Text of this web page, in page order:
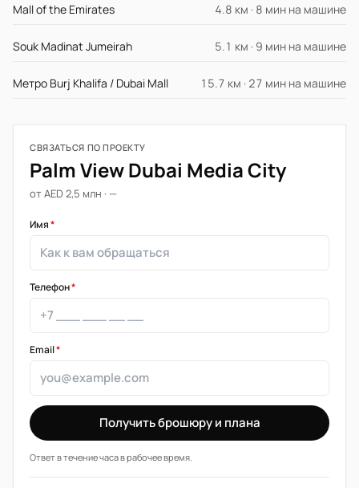
Mall of the Emirates 4.8 км · 8 мин на машине
Souk Madinat Jumeirah 5.1 км · 9 мин на машине
Метро Burj Khalifa / Dubai Mall 15.7 км · 27 мин на машине
СВЯЗАТЬСЯ ПО ПРОЕКТУ
Palm View Dubai Media City
от AED 2,5 млн · —
Имя*
Телефон*
Email*
Получить брошюру и плана
Ответ в течение часа в рабочее время.